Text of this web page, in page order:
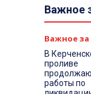
Важное
Важное
В
проливе
работы по